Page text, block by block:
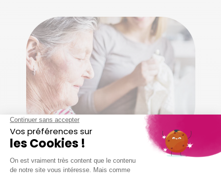
Vous pouvez compter sur nous
pour…